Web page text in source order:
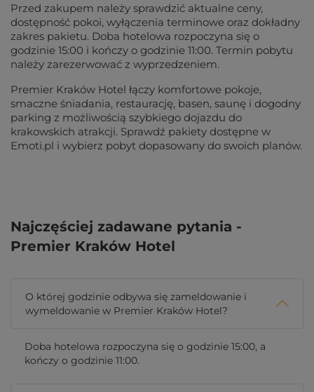
Przed zakupem należy sprawdzić aktualne ceny,
dostępność pokoi, wyłączenia terminowe oraz dokładny
zakres pakietu. Doba hotelowa rozpoczyna się o
godzinie 15:00 i kończy o godzinie 11:00. Termin pobytu
należy zarezerwować z wyprzedzeniem.
Premier Kraków Hotel łączy komfortowe pokoje,
smaczne śniadania, restaurację, basen, saunę i dogodny
parking z możliwością szybkiego dojazdu do
krakowskich atrakcji. Sprawdź pakiety dostępne w
Emoti.pl i wybierz pobyt dopasowany do swoich planów.
Najczęściej zadawane pytania -
Premier Kraków Hotel
O której godzinie odbywa się zameldowanie i
wymeldowanie w Premier Kraków Hotel?
Doba hotelowa rozpoczyna się o godzinie 15:00, a
kończy o godzinie 11:00.